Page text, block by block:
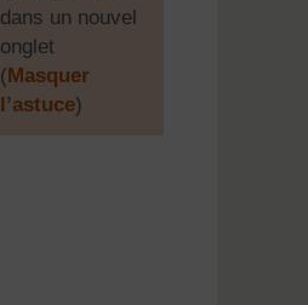
dans un nouvel
onglet
(Masquer
l’astuce)